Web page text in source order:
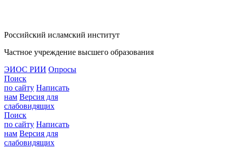
Российский исламский институт
Частное учреждение высшего образования
ЭИОС РИИ Опросы
Поиск
по сайту Написать
нам Версия для
слабовидящих
Поиск
по сайту Написать
нам Версия для
слабовидящих